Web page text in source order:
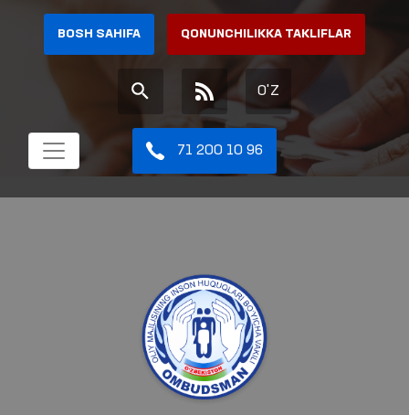
BOSH SAHIFA QONUNCHILIKKA TAKLIFLAR
O'Z
71 200 10 96